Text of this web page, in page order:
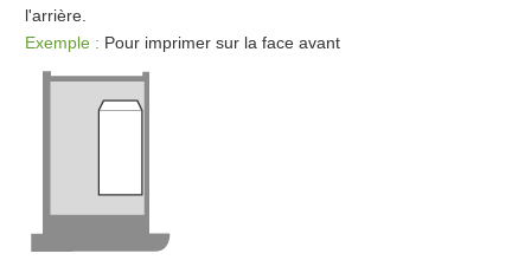
l'arrière.
Exemple : Pour imprimer sur la face avant